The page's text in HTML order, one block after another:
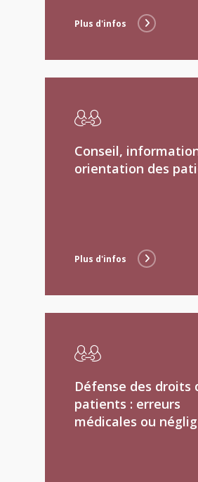
Plus d'infos
Conseil,
orientation des
Plus d'infos
Défense des droits
patients : erreurs
médicales ou